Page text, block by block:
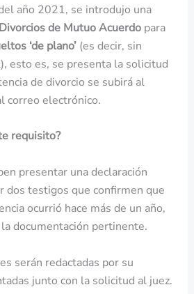
año 2021, se introdujo una
Divorcios de Mutuo Acuerdopara
‘de plano’(es decir, sin
esto es, se presenta la solicitud
de divorcio se subirá al
correo electrónico.
requisito?
presentar una declaración
dos testigos que confirmen que
ocurrió hace más de un año,
documentación pertinente.
serán redactadas por su
junto con la solicitud al juez.